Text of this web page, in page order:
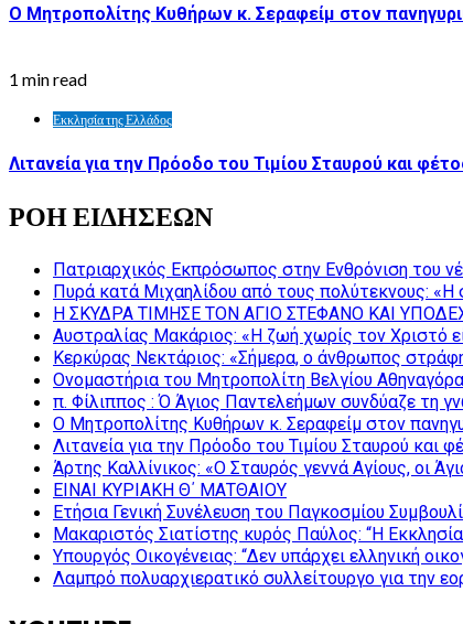
Ο Μητροπολίτης Κυθήρων κ. Σεραφείμ στον
1 min read
Εκκλησία της Ελλάδος
Λιτανεία για την Πρόοδο του Τιμίου Σταυρού και
ΡΟΗ ΕΙΔΗΣΕΩΝ
Πατριαρχικός Εκπρόσωπος στην Ενθρόνιση του
Πυρά κατά Μιχαηλίδου από τους πολύτεκνους: «Η
Η ΣΚΥΔΡΑ ΤΙΜΗΣΕ ΤΟΝ ΑΓΙΟ ΣΤΕΦΑΝΟ ΚΑΙ
Αυστραλίας Μακάριος: «Η ζωή χωρίς τον Χριστό
Κερκύρας Νεκτάριος: «Σήμερα, ο άνθρωπος
Ονομαστήρια του Μητροπολίτη Βελγίου
π. Φίλιππος : Ό Άγιος Παντελεήμων συνδύαζε τη
Ο Μητροπολίτης Κυθήρων κ. Σεραφείμ στον
Λιτανεία για την Πρόοδο του Τιμίου Σταυρού και
Άρτης Καλλίνικος: «Ο Σταυρός γεννά Αγίους, οι
ΕΙΝΑΙ ΚΥΡΙΑΚΗ Θ΄ ΜΑΤΘΑΙΟΥ
Ετήσια Γενική Συνέλευση του Παγκοσμίου
Μακαριστός Σιατίστης κυρός Παύλος: “Η
Υπουργός Οικογένειας: “Δεν υπάρχει ελληνική
Λαμπρό πολυαρχιερατικό συλλείτουργο για την